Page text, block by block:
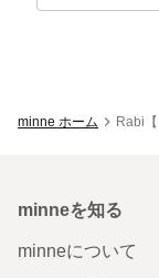
minne ホーム Rabi
minneを知る
minneについて